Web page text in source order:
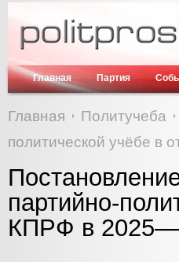
Главная Партия
Главная Политучеба
политической учёбе в
партийно-
КПРФ в